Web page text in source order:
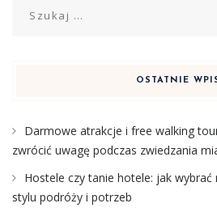
OSTATNIE
Darmowe atrakcje i free walking
zwrócić uwagę podczas zwiedzania
Hostele czy tanie hotele: jak
stylu podróży i potrzeb